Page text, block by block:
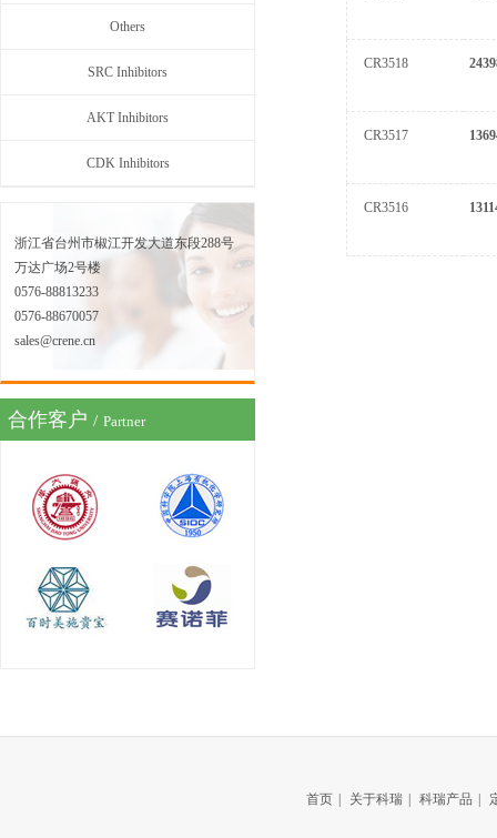
Others
SRC Inhibitors
AKT Inhibitors
CDK Inhibitors
浙江省台州市椒江开发大道东段288号
万达广场2号楼
0576-88813233
0576-88670057
sales@crene.cn
合作客户 / Partner
CR3518
CR3517
CR3516
首页 关于科瑞 科瑞产品